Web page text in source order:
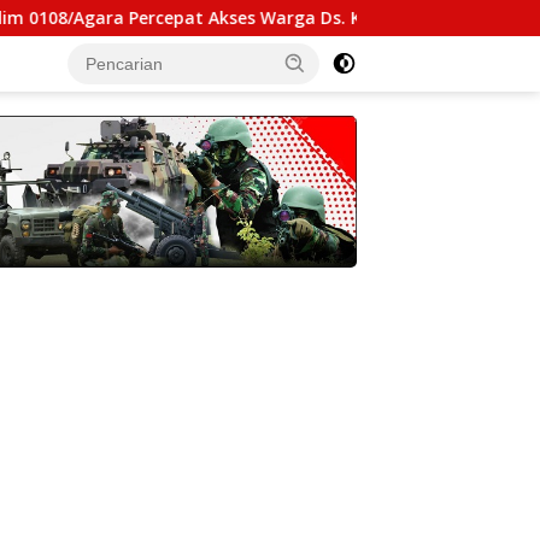
Akses Warga Ds. Kuning Abadi Aceh Tenggara